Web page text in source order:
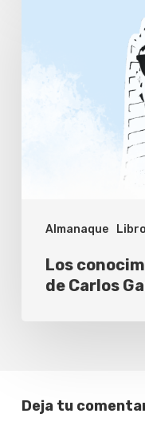
Almanaque
Los
de Carlos
Deja tu